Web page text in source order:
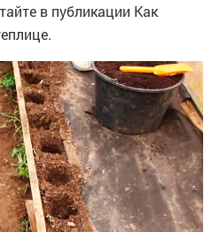
в публикации Как